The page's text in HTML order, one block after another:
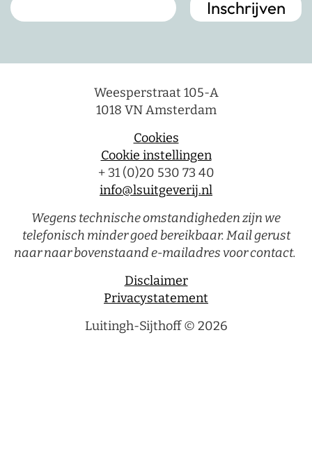
Weesperstraat 105-A
1018 VN Amsterdam
Cookies
Cookie instellingen
+ 31 (0)20 530 73 40
info@lsuitgeverij.nl
Wegens technische omstandigheden zijn we
telefonisch minder goed bereikbaar. Mail gerust
naar naar bovenstaand e-mailadres voor contact.
Disclaimer
Privacystatement
Luitingh-Sijthoff © 2026